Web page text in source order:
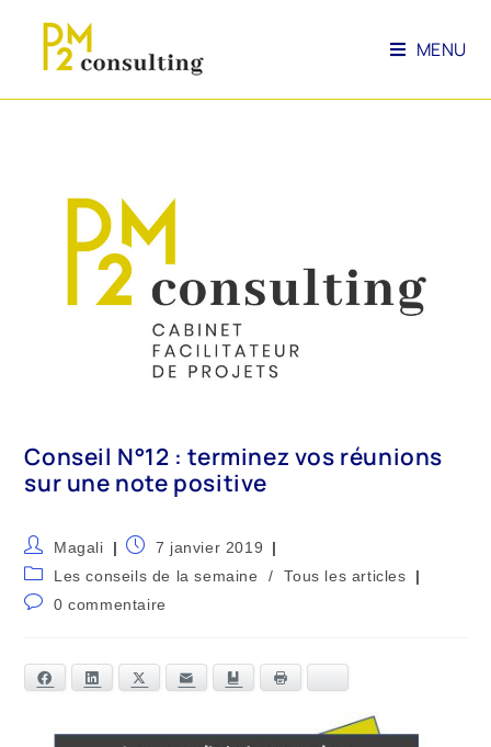
MENU
Conseil N°12 : terminez vos réunions
sur une note positive
Magali
7 janvier 2019
Les conseils de la semaine
/
Tous les articles
0 commentaire
Facebook LinkedIn Twitter E-mail Ajouter aux favoris